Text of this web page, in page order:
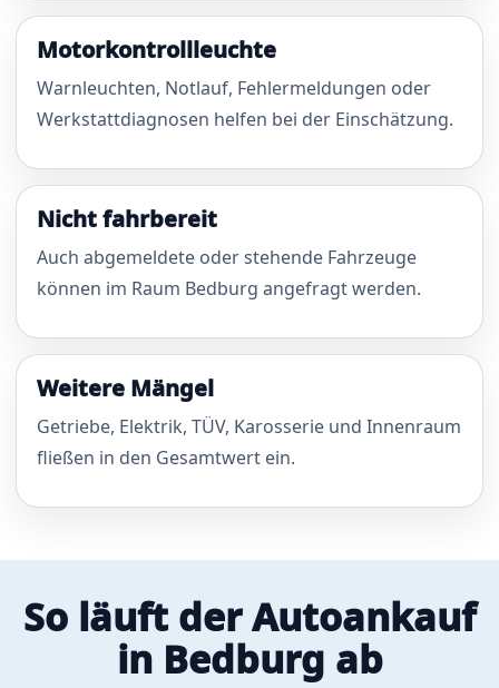
Motorkontrollleuchte
Warnleuchten, Notlauf, Fehlermeldungen oder
Werkstattdiagnosen helfen bei der Einschätzung.
Nicht fahrbereit
Auch abgemeldete oder stehende Fahrzeuge
können im Raum Bedburg angefragt werden.
Weitere Mängel
Getriebe, Elektrik, TÜV, Karosserie und Innenraum
fließen in den Gesamtwert ein.
So läuft der Autoankauf
in Bedburg ab